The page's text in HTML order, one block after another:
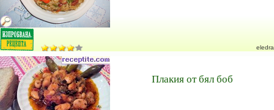
eledra
Плакия от бял боб